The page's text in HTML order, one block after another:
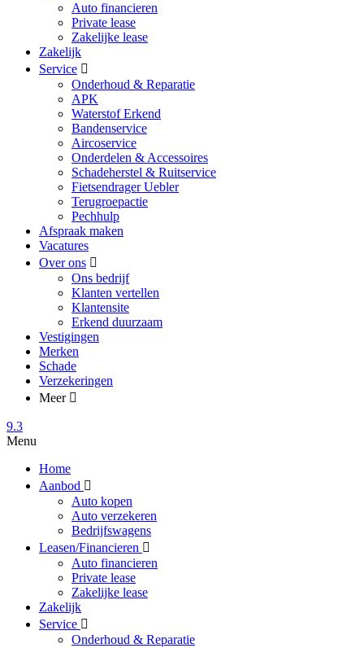
Auto financieren
Private lease
Zakelijke lease
Zakelijk
Service
Onderhoud & Reparatie
APK
Waterstof Erkend
Bandenservice
Aircoservice
Onderdelen & Accessoires
Schadeherstel & Ruitservice
Fietsendrager Uebler
Terugroepactie
Pechhulp
Afspraak maken
Vacatures
Over ons
Ons bedrijf
Klanten vertellen
Klantensite
Erkend duurzaam
Vestigingen
Merken
Schade
Verzekeringen
Meer
9.3
Menu
Home
Aanbod
Auto kopen
Auto verzekeren
Bedrijfswagens
Leasen/Financieren
Auto financieren
Private lease
Zakelijke lease
Zakelijk
Service
Onderhoud & Reparatie